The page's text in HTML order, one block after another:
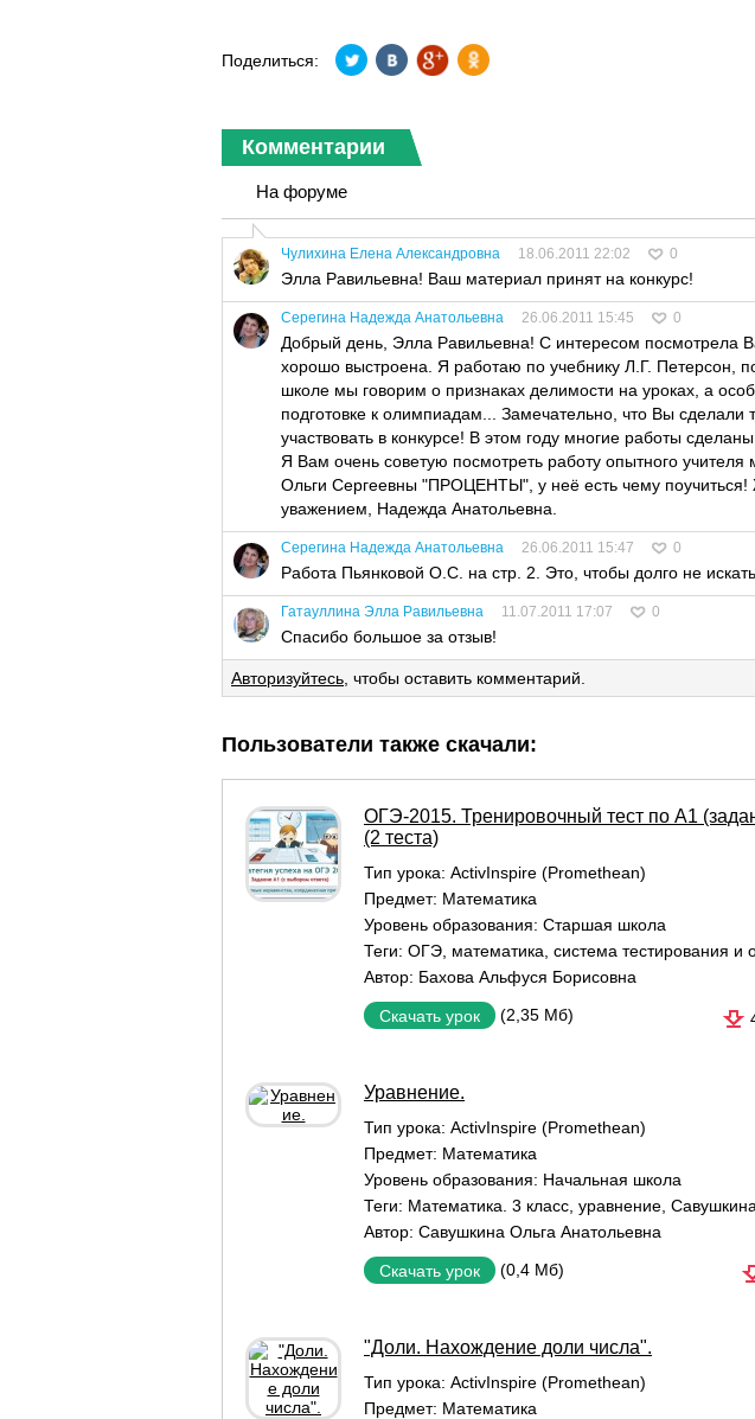
Поделиться:
Комментарии
На форуме
Чулихина Елена Александровна 18.06.2011 22:02 0
Элла Равильевна! Ваш материал принят на конкурс!
Серегина Надежда Анатольевна 26.06.2011 15:45 0
Добрый день, Элла Равильевна! С интересом посмотрела
хорошо выстроена. Я работаю по учебнику Л.Г. Петерсон,
школе мы говорим о признаках делимости на уроках, а
подготовке к олимпиадам... Замечательно, что Вы сделали
участвовать в конкурсе! В этом году многие работы
Я Вам очень советую посмотреть работу опытного учителя
Ольги Сергеевны "ПРОЦЕНТЫ", у неё есть чему
уважением, Надежда Анатольевна.
Серегина Надежда Анатольевна 26.06.2011 15:47 0
Работа Пьянковой О.С. на стр. 2. Это, чтобы долго не
Гатауллина Элла Равильевна 11.07.2011 17:07 0
Спасибо большое за отзыв!
Авторизуйтесь , чтобы оставить комментарий.
Пользователи также скачали:
ОГЭ-2015. Тренировочный тест по А1
(2 теста)
Тип урока: ActivInspire (Promethean)
Предмет: Математика
Уровень образования: Старшая школа
Теги: ОГЭ математика система тестирования и
Автор: Бахова Альфуся Борисовна
Скачать урок (2,35 Мб)
Уравнение.
Тип урока: ActivInspire (Promethean)
Предмет: Математика
Уровень образования: Начальная школа
Теги: Математика. 3 класс уравнение Савушкина.
Автор: Савушкина Ольга Анатольевна
Скачать урок (0,4 Мб)
"Доли. Нахождение доли числа".
Тип урока: ActivInspire (Promethean)
Предмет: Математика